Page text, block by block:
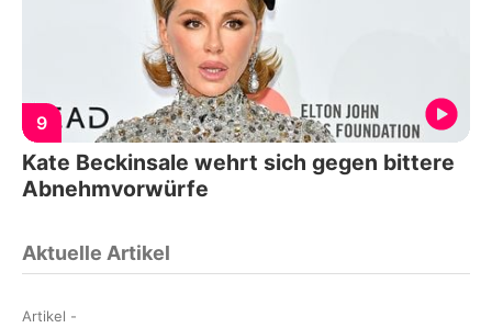
9
Kate Beckinsale wehrt sich gegen bittere
Abnehmvorwürfe
Aktuelle Artikel
Artikel -